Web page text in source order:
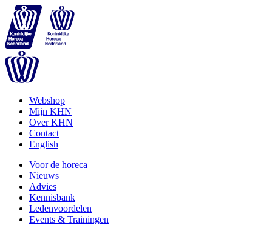
Webshop
Mijn KHN
Over KHN
Contact
English
Voor de horeca
Nieuws
Advies
Kennisbank
Ledenvoordelen
Events & Trainingen